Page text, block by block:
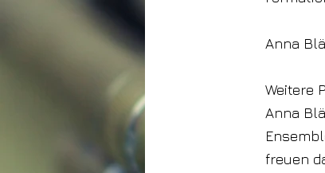
Anna
Weitere
Anna
freuen